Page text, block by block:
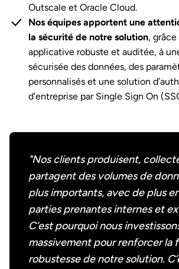
Outscale et Oracle Cloud.
Nos équipes apportent une
la sécurité de notre solution,
applicative robuste et auditée, à
sécurisée des données, des
personnalisés et une solution
d’entreprise par Single Sign On
"Nos clients produisent,
partagent des volumes de
plus importants, avec de plus
parties prenantes internes et
C’est pourquoi nous
massivement pour renforcer la
robustesse de notre solution.